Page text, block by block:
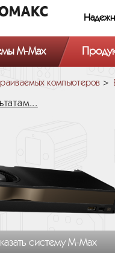
M-Max
компьютеров
систему М-Мах